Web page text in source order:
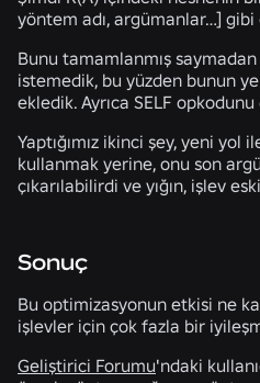
yöntem adı, argümanlar…] gibi
Bunu tamamlanmış
istemedik, bu yüzden bunun
ekledik. Ayrıca SELF
Yaptığımız ikinci şey, yeni
kullanmak yerine, onu son
çıkarılabilirdi ve yığın, işlev
Sonuç
Bu optimizasyonun etkisi ne
işlevler için çok fazla bir
Geliştirici Forumu'ndaki